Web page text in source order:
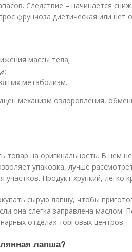
Следствие – начинается
фрунчоза диетическая или нет
массы тела;
метаболизм.
механизм оздоровления,
товар на оригинальность. В нем
упаковка, лучше
Продукт хрупкий, легко
сырую лапшу, чтобы
она слегка заправлена маслом.
отделах торговых центров.
лапша?